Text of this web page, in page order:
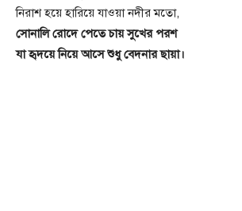
নিরাশ হয়ে হারিয়ে যাওয়া নদীর মতো,
সোনালি রোদে পেতে চায় সুখের পরশ
যা হৃদয়ে নিয়ে আসে শুধু বেদনার ছায়া।